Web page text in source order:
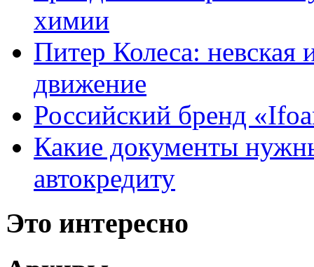
химии
Питер Колеса: невская
движение
Российский бренд
Какие документы
автокредиту
Это интересно